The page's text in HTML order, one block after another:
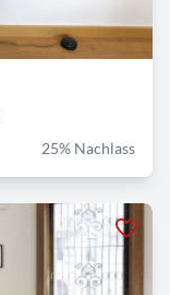
25% Nachlass